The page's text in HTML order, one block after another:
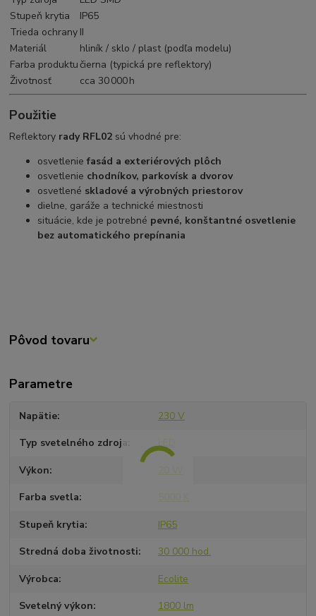
Stupeň krytia
IP65
Trieda ochrany II
Materiál
hliník / sklo / plast (podľa modelu)
Farba produktučierna (typická pre reflektory)
Životnosť
cca 30 000 h
Použitie
Reflektory rady RFL02 sú vhodné pre:
osvetleniefasád a exteriérových plôch
osvetlenie chodníkov, parkovísk a dvorov
osvetlené skladové a výrobných priestorov
dielne, garáže a technické miestnosti
situácie, kde je potrebné pevné, konštantné osvetlenie
bez automatického prepínania
Pôvod tovaru
Parametre
Napätie 230 V
Typ svetelného zdroja LED
Výkon
Farba svetla
Stupeň krytia IP65
Stredná doba životnosti 30 000 hod.
Výrobca Ecolite
Svetelný výkon 1800 lm